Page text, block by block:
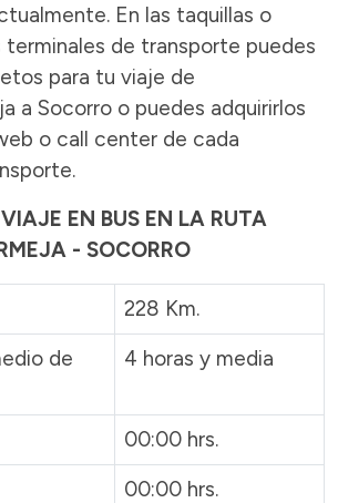
En las taquillas o
terminales de transporte puedes
para tu viaje de
a Socorro o puedes adquirirlos
o call center de cada
EN BUS EN LA RUTA
- SOCORRO
228 Km.
de
4 horas y media
00:00 hrs.
00:00 hrs.